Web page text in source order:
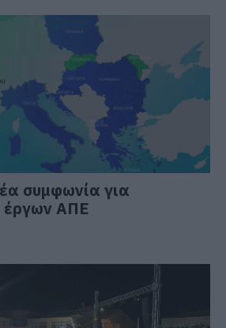
συμφωνία για
έργων ΑΠΕ